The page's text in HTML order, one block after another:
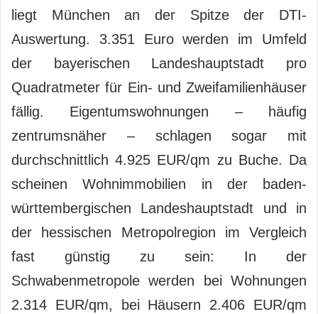
liegt München an der Spitze der DTI-
Auswertung. 3.351 Euro werden im Umfeld
der bayerischen Landeshauptstadt pro
Quadratmeter für Ein- und Zweifamilienhäuser
fällig. Eigentumswohnungen – häufig
zentrumsnäher – schlagen sogar mit
durchschnittlich 4.925 EUR/qm zu Buche. Da
scheinen Wohnimmobilien in der baden-
württembergischen Landeshauptstadt und in
der hessischen Metropolregion im Vergleich
fast günstig zu sein: In der
Schwabenmetropole werden bei Wohnungen
2.314 EUR/qm, bei Häusern 2.406 EUR/qm